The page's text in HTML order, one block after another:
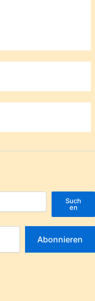
Such
en
Abonnieren